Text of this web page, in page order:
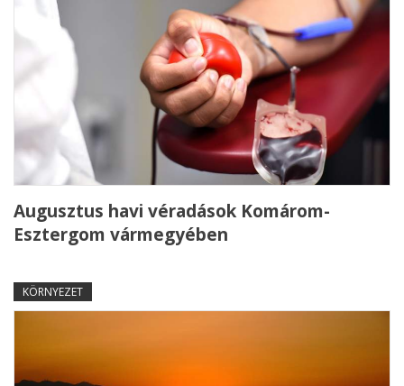
Augusztus havi véradások Komárom-
Esztergom vármegyében
KÖRNYEZET